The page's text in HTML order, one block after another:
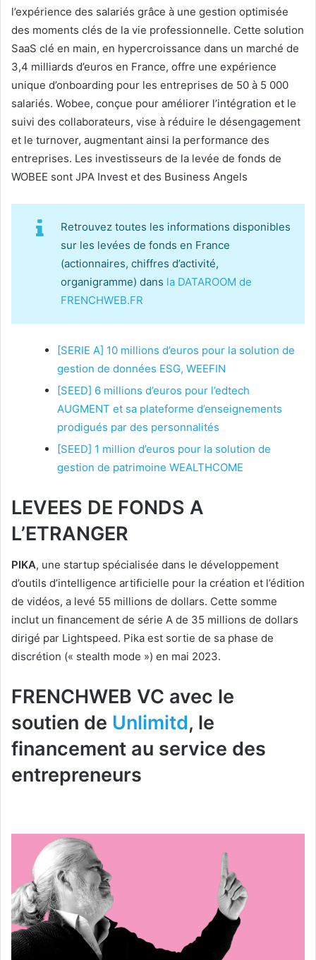
l’expérience des salariés grâce à une gestion optimisée
des moments clés de la vie professionnelle. Cette solution
SaaS clé en main, en hypercroissance dans un marché de
3,4 milliards d’euros en France, offre une expérience
unique d’onboarding pour les entreprises de 50 à 5 000
salariés. Wobee, conçue pour améliorer l’intégration et le
suivi des collaborateurs, vise à réduire le désengagement
et le turnover, augmentant ainsi la performance des
entreprises. Les investisseurs de la levée de fonds de
WOBEE sont JPA Invest et des Business Angels
Retrouvez toutes les informations disponibles
sur les levées de fonds en France
(actionnaires, chiffres d’activité,
organigramme) dans la DATAROOM de
FRENCHWEB.FR
[SERIE A] 10 millions d’euros pour la solution de
gestion de données ESG, WEEFIN
[SEED] 6 millions d’euros pour l’edtech
AUGMENT et sa plateforme d’enseignements
prodigués par des personnalités
[SEED] 1 million d’euros pour la solution de
gestion de patrimoine WEALTHCOME
LEVEES DE FONDS A
L’ETRANGER
PIKA, une startup spécialisée dans le développement
d’outils d’intelligence artificielle pour la création et l’édition
de vidéos, a levé 55 millions de dollars. Cette somme
inclut un financement de série A de 35 millions de dollars
dirigé par Lightspeed. Pika est sortie de sa phase de
discrétion (« stealth mode ») en mai 2023.
FRENCHWEB VC avec le
soutien de Unlimitd, le
financement au service des
entrepreneurs